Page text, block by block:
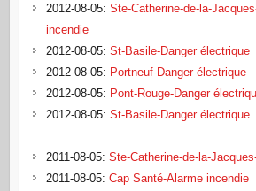
2012-08-05: Ste-Catherine-de-la-
incendie
2012-08-05: St-Basile-Danger électrique
2012-08-05: Portneuf-Danger électrique
2012-08-05: Pont-Rouge-Danger
2012-08-05: St-Basile-Danger électrique
2011-08-05: Ste-Catherine-de-la-
2011-08-05: Cap Santé-Alarme incendie